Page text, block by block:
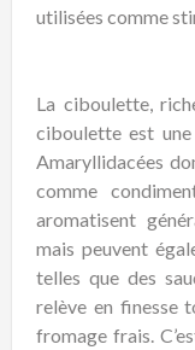
utilisées comme
La ciboulette,
ciboulette est
Amaryllidacées
comme
aromatisent
mais peuvent
telles que des
relève en finesse
fromage frais.